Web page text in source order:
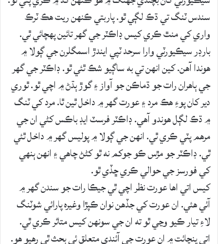
سندس ٽنگ تي ڌڪ لڳي ٿو. پاربتي ڪنهن ريت هڪ ٽرڪ
واري کي منٿ ڪري کيس ڊاڪٽر جي گھر تائين پهچائي ٿي.
بارڊر سيڪيورٽي وارا سرحد ٽپي ايندڙ اسمگلرن جي ڳولا ۾
هوندا آهن. کين انهن تي به ساڳيو شڪ ٿئي ٿو. ڊاڪٽر جي گھر
جي ٻاهران رات جو ڌماڪن جو آواز ۽ گوڙ ٻڌڻ ۾ اچي ٿو. ٿوري
دير کان پوءِ هڪ مرد ۽ عورت گھر ۾ داخل ٿين ٿا. مرد کي ٽنگ
۾ ڌڪ لڳل هوندو آهي. ڊاڪٽر فرسٽ ايڊ باڪس کڻي ان جي
مرهم پٽي ڪري ٿي. انهن جي ڳولا ۾ پوليس گھر ۾ داخل ٿئي
ٿي. ڊاڪٽر جو مڙس ڪو جوکم نه ٿو کڻڻ چاهي ۽ انهن ٻنهي
کي فورسز جي حوالي ڪري ڇڏي ٿو.
کيس اتي اها عورت نظر اچي ٿي جيڪا رات جو سندن گھر ۾
آئي هئي. ان عورت کي جڏهن نوان ڪپڙا وغيره پارائي شوٽنگ
لاءِ تيار ڪيو وڃي ٿو ته ان جي سونهن کيس متاثر ڪري ٿي.
اتي پنچائت ۾ ان عورت جي آئندي متعلق ئي بحث ٿي رهيو هو.